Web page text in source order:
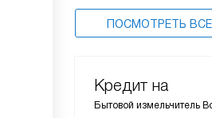
ПОСМОТРЕТЬ
Кредит на
Бытовой измельчитель